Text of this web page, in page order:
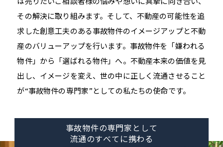
その解決に取り組みます。そして、不動産の可能性を追
求した創意工夫のある事故物件のイメージアップと不動
産のバリューアップを行います。事故物件を「嫌われる
物件」から「選ばれる物件」へ。不動産本来の価値を見
出し、イメージを変え、世の中に正しく流通させること
が“事故物件の専門家”としての私たちの使命です。
事故物件の専門家として
流通のすべて に携わる